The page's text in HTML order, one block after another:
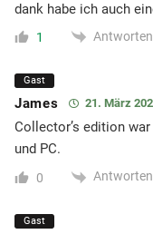
dank habe ich auch
1 Antworten
Gast
James 21. März
Collector’s edition
und PC.
0 Antworten
Gast